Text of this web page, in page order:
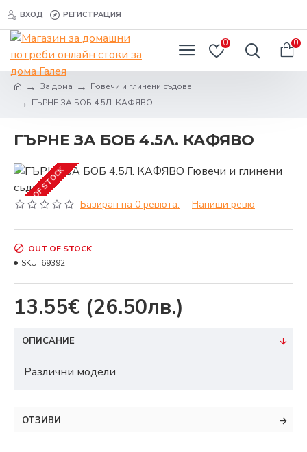
ВХОД РЕГИСТРАЦИЯ
0 0
За дома
Гювечи и глинени съдове
ГЪРНЕ ЗА БОБ 4.5Л. КАФЯВО
ГЪРНЕ ЗА БОБ 4.5Л. КАФЯВО
OUT OF STOCK Базиран на 0 ревюта. - Напиши ревю
13.55€ (26.50лв.)
OUT OF STOCK
SKU: 69392
ОПИСАНИЕ
Различни модели
ОТЗИВИ